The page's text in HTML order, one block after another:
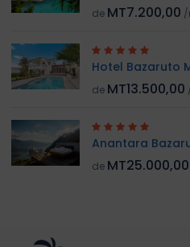
de MT7.200,00 /
Hotel Bazaruto
de MT13.500,00
Anantara
de MT25.000,00